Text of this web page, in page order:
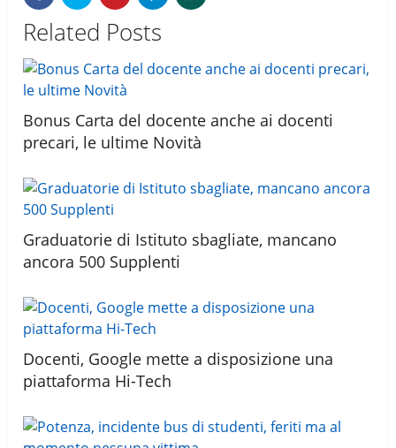
Related Posts
Bonus Carta del docente anche ai docenti
precari, le ultime Novità
Graduatorie di Istituto sbagliate, mancano
ancora 500 Supplenti
Docenti, Google mette a disposizione una
piattaforma Hi-Tech